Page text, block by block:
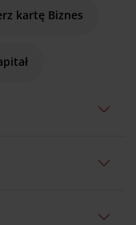
kartę Biznes